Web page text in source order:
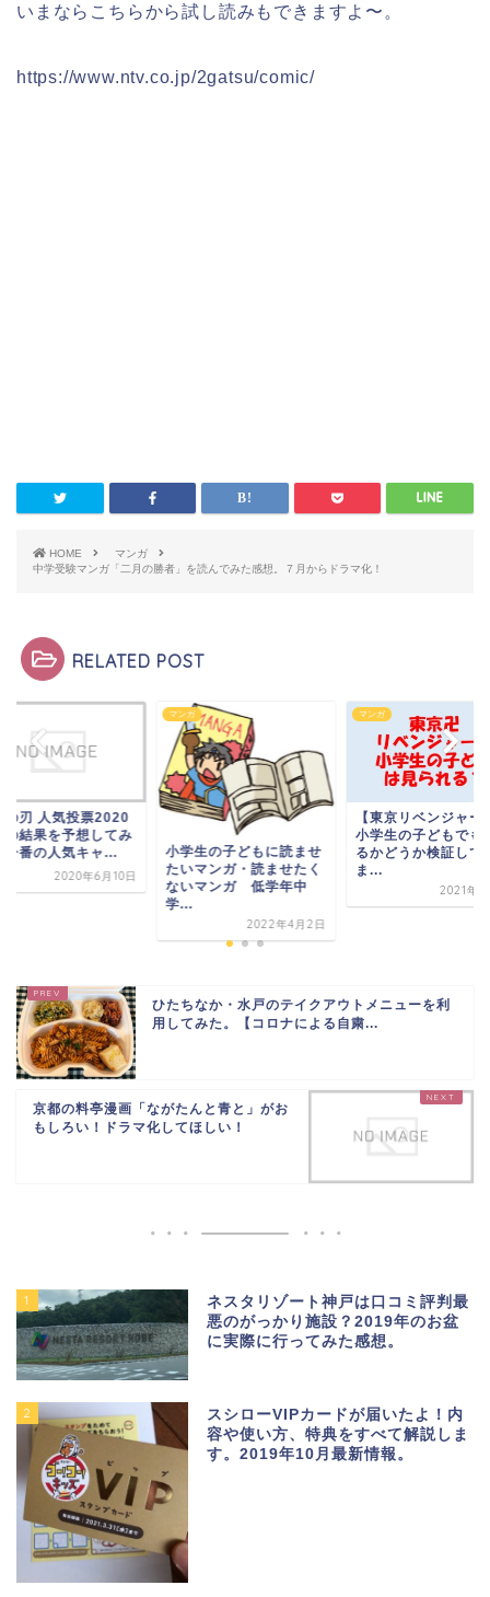
いまならこちらから試し読みもできますよ〜。
https://www.ntv.co.jp/2gatsu/comic/
HOME
マンガ
中学受験マンガ「二月の勝者」を読んでみた感想。７月からドラマ化！
RELATED POST
の刃 人気投票2020
の結果を予想してみ
一番の人気キャ...
2020年6月10日
マンガ
小学生の子どもに読ませ
たいマンガ・読ませたく
ないマンガ 低学年中
学...
2022年4月2日
マンガ
【東京リベンジャー
小学生の子どもでも
るかどうか検証して
ま...
2021年7
ひたちなか・水戸のテイクアウトメニューを利
用してみた。【コロナによる自粛...
京都の料亭漫画「ながたんと青と」がお
もしろい！ドラマ化してほしい！
1
ネスタリゾート神戸は口コミ評判最
悪のがっかり施設？2019年のお盆
に実際に行ってみた感想。
2
スシローVIPカードが届いたよ！内
容や使い方、特典をすべて解説しま
す。2019年10月最新情報。